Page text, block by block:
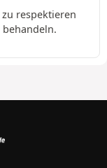
respektieren